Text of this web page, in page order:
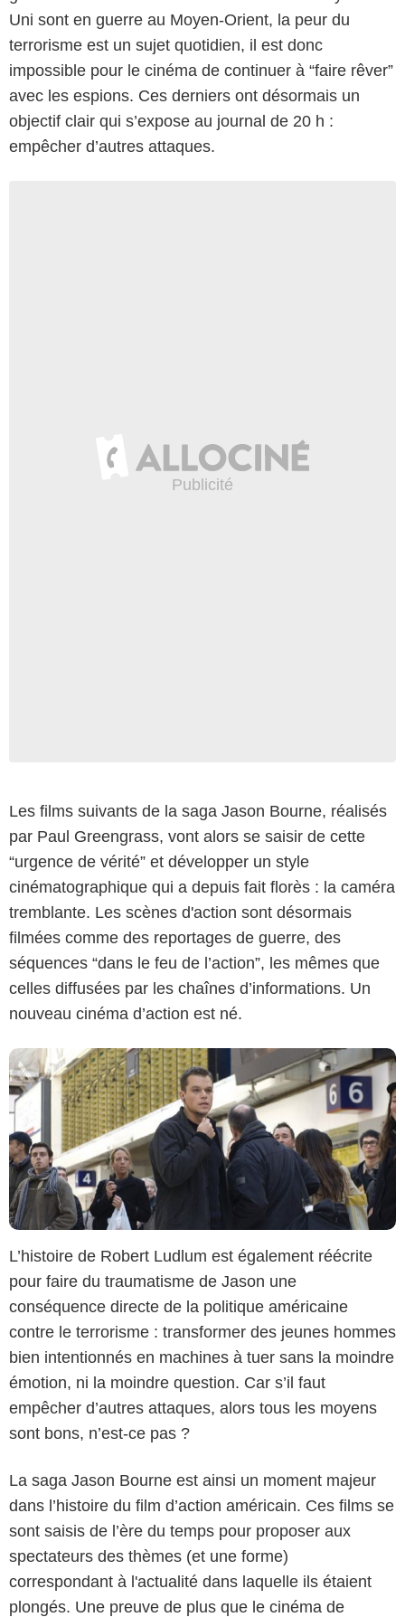
Uni sont en guerre au Moyen-Orient, la peur du
terrorisme est un sujet quotidien, il est donc
impossible pour le cinéma de continuer à “faire rêver”
avec les espions. Ces derniers ont désormais un
objectif clair qui s’expose au journal de 20 h :
empêcher d’autres attaques.
Les films suivants de la saga Jason Bourne, réalisés
par Paul Greengrass, vont alors se saisir de cette
“urgence de vérité” et développer un style
cinématographique qui a depuis fait florès : la caméra
tremblante. Les scènes d'action sont désormais
filmées comme des reportages de guerre, des
séquences “dans le feu de l’action”, les mêmes que
celles diffusées par les chaînes d’informations. Un
nouveau cinéma d’action est né.
Paramount
L’histoire de Robert Ludlum est également réécrite
pour faire du traumatisme de Jason une
conséquence directe de la politique américaine
contre le terrorisme : transformer des jeunes hommes
bien intentionnés en machines à tuer sans la moindre
émotion, ni la moindre question. Car s’il faut
empêcher d’autres attaques, alors tous les moyens
sont bons, n’est-ce pas ?
La saga Jason Bourne est ainsi un moment majeur
dans l’histoire du film d’action américain. Ces films se
sont saisis de l’ère du temps pour proposer aux
spectateurs des thèmes (et une forme)
correspondant à l'actualité dans laquelle ils étaient
plongés. Une preuve de plus que le cinéma de